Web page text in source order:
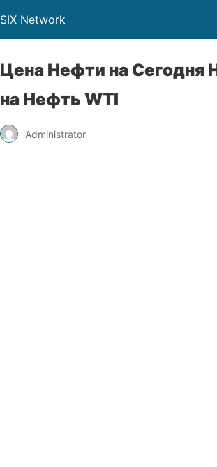
SIX Network
Цена Нефти на Сегодня
на Нефть WTI
Administrator